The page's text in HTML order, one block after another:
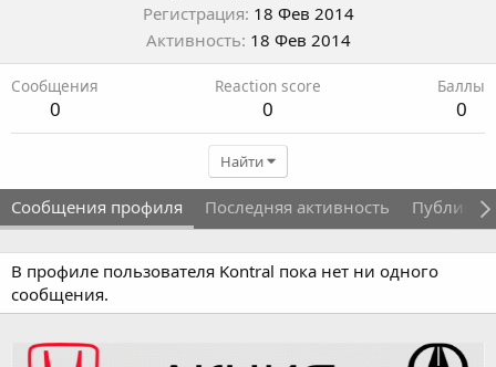
Регистрация 18 Фев 2014
Активность 18 Фев 2014
Сообщения
0
Reaction score
0
Баллы
0
Найти
Сообщения профиля Последняя активность
В профиле пользователя Kontral пока нет ни одного
сообщения.